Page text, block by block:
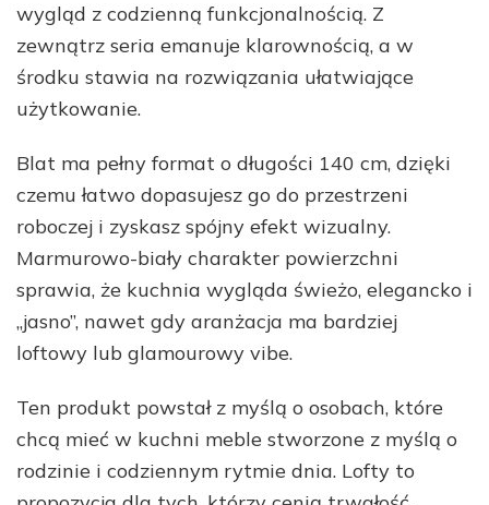
wygląd z codzienną funkcjonalnością. Z
zewnątrz seria emanuje klarownością, a w
środku stawia na rozwiązania ułatwiające
użytkowanie.
Blat ma pełny format o długości 140 cm, dzięki
czemu łatwo dopasujesz go do przestrzeni
roboczej i zyskasz spójny efekt wizualny.
Marmurowo-biały charakter powierzchni
sprawia, że kuchnia wygląda świeżo, elegancko i
„jasno”, nawet gdy aranżacja ma bardziej
loftowy lub glamourowy vibe.
Ten produkt powstał z myślą o osobach, które
chcą mieć w kuchni meble stworzone z myślą o
rodzinie i codziennym rytmie dnia. Lofty to